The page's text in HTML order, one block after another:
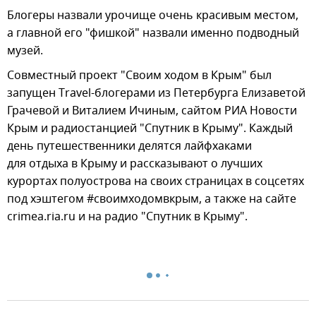
Блогеры назвали урочище очень красивым местом,
а главной его "фишкой" назвали именно подводный
музей.
Совместный проект "Своим ходом в Крым" был
запущен Тravel-блогерами из Петербурга Елизаветой
Грачевой и Виталием Ичиным, сайтом РИА Новости
Крым и радиостанцией "Спутник в Крыму". Каждый
день путешественники делятся лайфхаками
для отдыха в Крыму и рассказывают о лучших
курортах полуострова на своих страницах в соцсетях
под хэштегом #своимходомвкрым, а также на сайте
crimea.ria.ru и на радио "Спутник в Крыму".